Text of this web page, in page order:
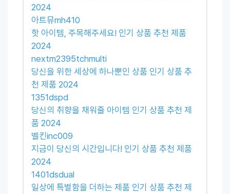
2024
아트뮤mh410
핫 아이템, 주목해주세요! 인기 상품 추천 제품
2024
nextm2395tchmulti
당신을 위한 세상에 하나뿐인 상품 인기 상품 추
천 제품 2024
1351dspd
당신의 취향을 채워줄 아이템 인기 상품 추천 제
품 2024
벨킨inc009
지금이 당신의 시간입니다! 인기 상품 추천 제품
2024
1401dsdual
일상에 특별함을 더하는 제품 인기 상품 추천 제